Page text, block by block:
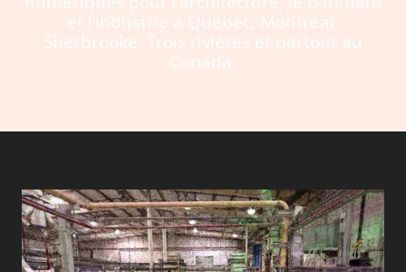
et l’industrie à Québec, Montréal,
Sherbrooke, Trois rivières et partout au
Canada.